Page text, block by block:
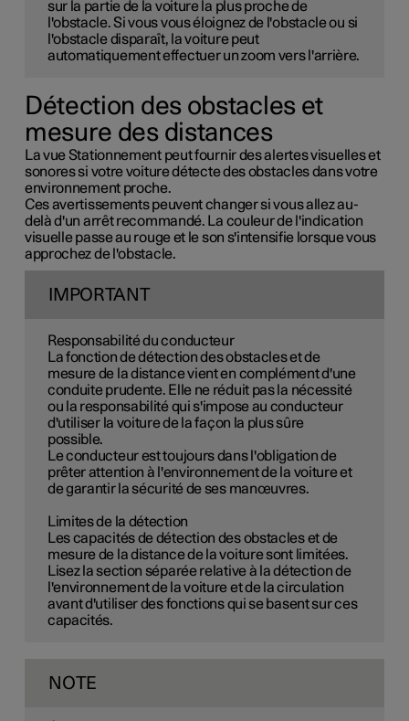
sur la partie de la voiture la plus proche de
l'obstacle. Si vous vous éloignez de l'obstacle ou si
l'obstacle disparaît, la voiture peut
automatiquement effectuer un zoom vers l'arrière.
Détection des obstacles et
mesure des distances
La vue Stationnement peut fournir des alertes visuelles et
sonores si votre voiture détecte des obstacles dans votre
environnement proche.
Ces avertissements peuvent changer si vous allez au-
delà d'un arrêt recommandé. La couleur de l'indication
visuelle passe au rouge et le son s'intensifie lorsque vous
approchez de l'obstacle.
IMPORTANT
Responsabilité du conducteur
La fonction de détection des obstacles et de
mesure de la distance vient en complément d'une
conduite prudente. Elle ne réduit pas la nécessité
ou la responsabilité qui s'impose au conducteur
d'utiliser la voiture de la façon la plus sûre
possible.
Le conducteur est toujours dans l'obligation de
prêter attention à l'environnement de la voiture et
de garantir la sécurité de ses manœuvres.
Limites de la détection
Les capacités de détection des obstacles et de
mesure de la distance de la voiture sont limitées.
Lisez la section séparée relative à la détection de
l'environnement de la voiture et de la circulation
avant d'utiliser des fonctions qui se basent sur ces
capacités.
NOTE